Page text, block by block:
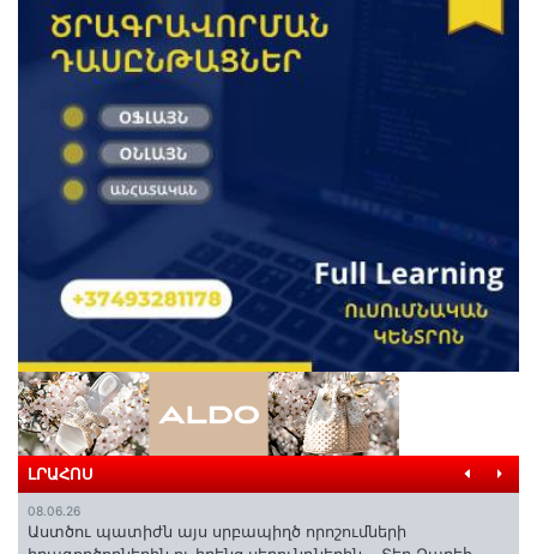
ԼՐԱՀՈՍ
08.06.26
Աստծու պատիժն այս սրբապիղծ որոշումների